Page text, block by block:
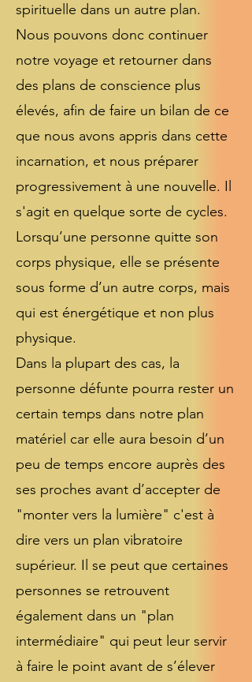
spirituelle dans un autre plan.
Nous pouvons donc continuer
notre voyage et retourner dans
des plans de conscience plus
élevés, afin de faire un bilan de ce
que nous avons appris dans cette
incarnation, et nous préparer
progressivement à une nouvelle. Il
s'agit en quelque sorte de cycles.
Lorsqu’une personne quitte son
corps physique, elle se présente
sous forme d’un autre corps, mais
qui est énergétique et non plus
physique.
Dans la plupart des cas, la
personne défunte pourra rester un
certain temps dans notre plan
matériel car elle aura besoin d’un
peu de temps encore auprès des
ses proches avant d’accepter de
"monter vers la lumière" c'est à
dire vers un plan vibratoire
supérieur. Il se peut que certaines
personnes se retrouvent
également dans un "plan
intermédiaire" qui peut leur servir
à faire le point avant de s’élever